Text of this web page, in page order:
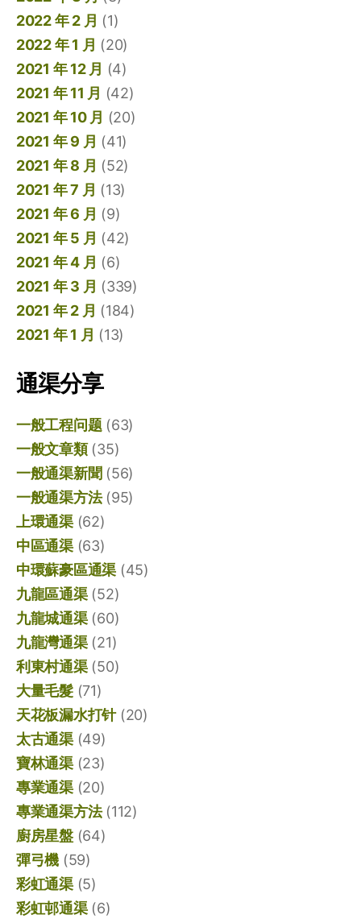
2022 年 2 月 (1)
2022 年 1 月 (20)
2021 年 12 月 (4)
2021 年 11 月 (42)
2021 年 10 月 (20)
2021 年 9 月 (41)
2021 年 8 月 (52)
2021 年 7 月 (13)
2021 年 6 月 (9)
2021 年 5 月 (42)
2021 年 4 月 (6)
2021 年 3 月 (339)
2021 年 2 月 (184)
2021 年 1 月 (13)
通渠分享
一般工程问题(63)
一般文章類(35)
一般通渠新聞 (56)
一般通渠方法(95)
上環通渠(62)
中區通渠(63)
中環蘇豪區通渠 (45)
九龍區通渠(52)
九龍城通渠(60)
九龍灣通渠(21)
利東村通渠(50)
大量毛髮(71)
天花板漏水打针(20)
太古通渠(49)
寶林通渠(23)
專業通渠(20)
專業通渠方法(112)
廚房星盤(64)
彈弓機 (59)
彩虹通渠(5)
彩虹邨通渠(6)